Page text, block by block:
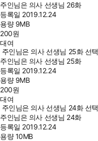
주인님은 의사 선생님 26화
등록일 2019.12.24
용량 9MB
200원
대여
주인님은 의사 선생님 25화 선택
주인님은 의사 선생님 25화
등록일 2019.12.24
용량 9MB
200원
대여
주인님은 의사 선생님 24화 선택
주인님은 의사 선생님 24화
등록일 2019.12.24
용량10MB